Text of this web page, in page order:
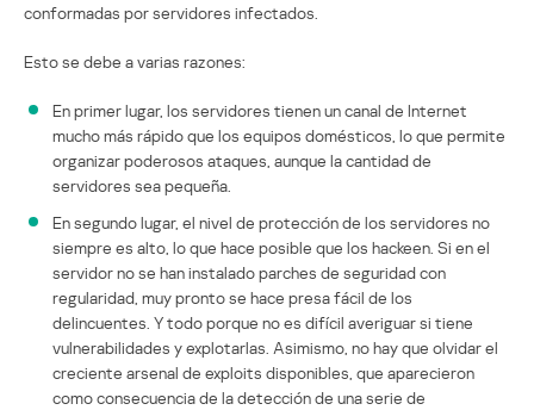
conformadas por servidores infectados.
Esto se debe a varias razones:
En primer lugar, los servidores tienen un canal de Internet
mucho más rápido que los equipos domésticos, lo que permite
organizar poderosos ataques, aunque la cantidad de
servidores sea pequeña.
En segundo lugar, el nivel de protección de los servidores no
siempre es alto, lo que hace posible que los hackeen. Si en el
servidor no se han instalado parches de seguridad con
regularidad, muy pronto se hace presa fácil de los
delincuentes. Y todo porque no es difícil averiguar si tiene
vulnerabilidades y explotarlas. Asimismo, no hay que olvidar el
creciente arsenal de exploits disponibles, que aparecieron
como consecuencia de la detección de una serie de